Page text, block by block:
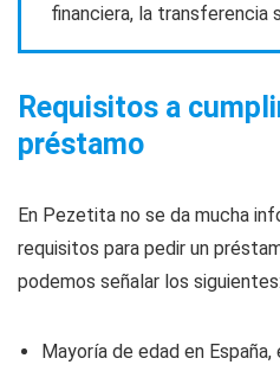
financiera, la transferencia
Requisitos a
préstamo
En Pezetita no se da mucha
requisitos para pedir un
podemos señalar los siguientes:
Mayoría de edad en